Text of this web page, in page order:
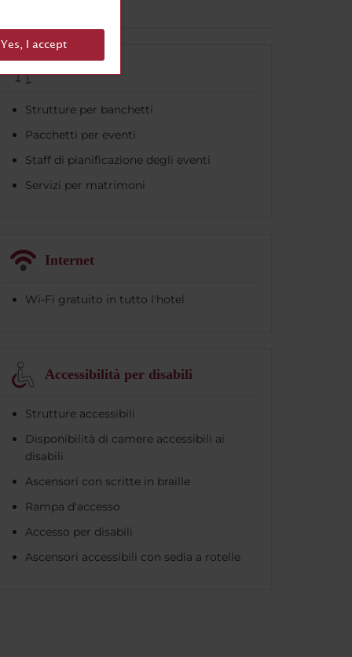
Celebrazioni
Strutture per banchetti
Pacchetti per eventi
Staff di pianificazione degli eventi
Servizi per matrimoni
Internet
Wi-Fi gratuito in tutto l'hotel
Accessibilità per disabili
Strutture accessibili
Disponibilità di camere accessibili ai
disabili
Ascensori con scritte in braille
Rampa d'accesso
Accesso per disabili
Ascensori accessibili con sedia a rotelle
Yes, I accept